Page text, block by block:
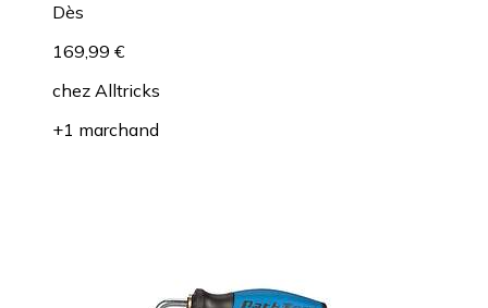
Dès
169,99 €
chez Alltricks
+1 marchand